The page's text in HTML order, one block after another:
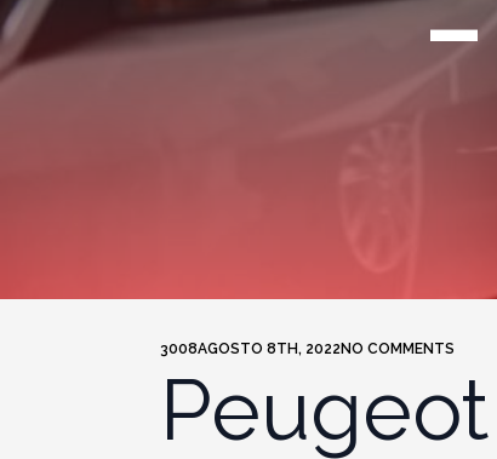
3008AGOSTO 8TH, 2022 NO COMMENTS